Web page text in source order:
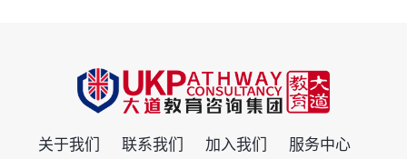
关于我们 联系我们 加入我们
服务中心